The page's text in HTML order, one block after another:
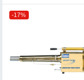
-17%